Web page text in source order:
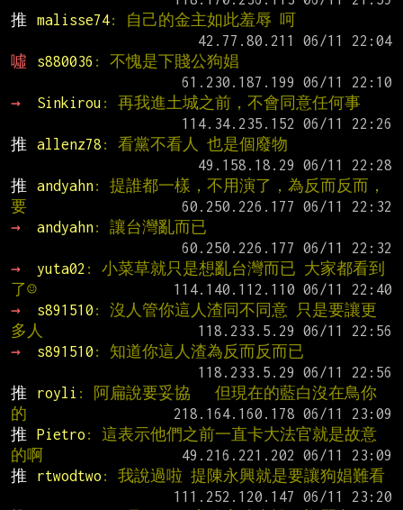
推
malisse74: 自己的金主如此羞辱 呵
噓
s880036 : 不愧是下賤公狗娼
→
Sinkirou : 再我進土城之前，不會同意任何事
推
allenz78 : 看黨不看人 也是個廢物
推
andyahn: 提誰都一樣，不用演了，為反而反而，
要
→
andyahn: 讓台灣亂而已
→
yuta02 : 小菜草就只是想亂台灣而已 大家都看到
了☺
→
s891510 : 沒人管你這人渣同不同意 只是要讓更
多人
→
s891510 : 知道你這人渣為反而反而已
推
royli : 阿扁說要妥協   但現在的藍白沒在鳥你
的
推
Pietro : 這表示他們之前一直卡大法官就是故意
的啊
推
rtwodtwo : 我說過啦 提陳永興就是要讓狗娼難看